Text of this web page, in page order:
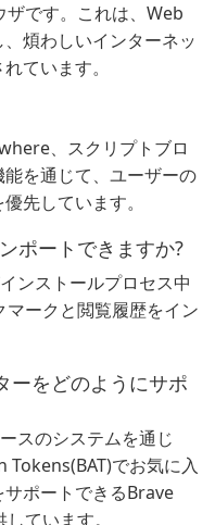
です。これは、Web
煩わしいインターネッ
ています。
、スクリプトブロ
を通じて、ユーザーの
先しています。
ポートできますか?
ンストールプロセス中
ークと閲覧履歴をイン
ーをどのようにサポ
スのシステムを通じ
でお気に入
ポートできるBrave
ています。